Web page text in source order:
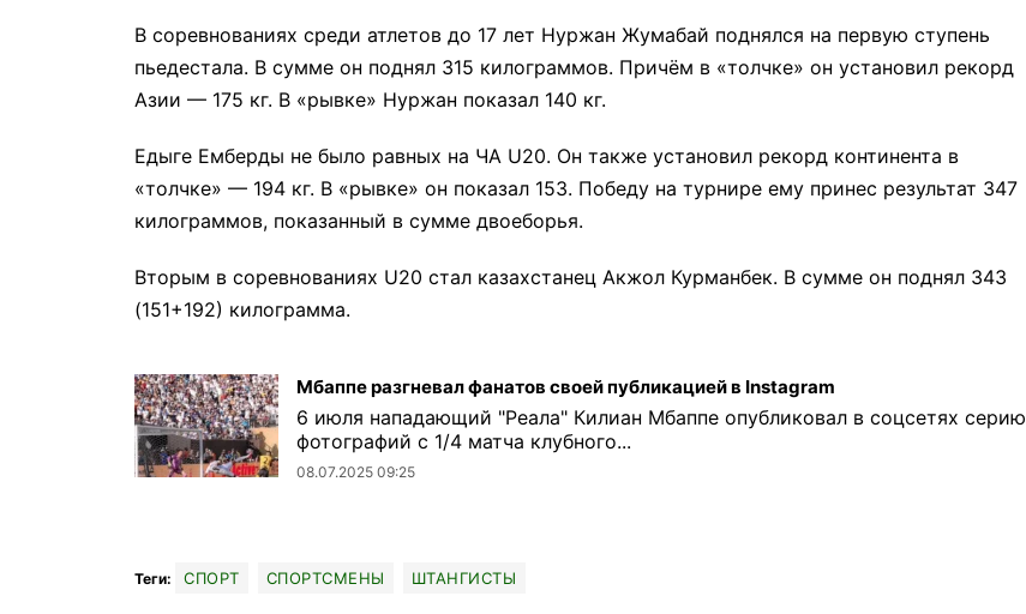
В соревнованиях среди атлетов до 17 лет Нуржан Жумабай поднялся на первую ступень
пьедестала. В сумме он поднял 315 килограммов. Причём в «толчке» он установил рекорд
Азии — 175 кг. В «рывке» Нуржан показал 140 кг.
Едыге Емберды не было равных на ЧА U20. Он также установил рекорд континента в
«толчке» — 194 кг. В «рывке» он показал 153. Победу на турнире ему принес результат 347
килограммов, показанный в сумме двоеборья.
Вторым в соревнованиях U20 стал казахстанец Акжол Курманбек. В сумме он поднял 343
(151+192) килограмма.
Мбаппе разгневал фанатов своей публикацией в Instagram
6 июля нападающий "Реала" Килиан Мбаппе опубликовал в соцсетях серию
фотографий с 1/4 матча клубного...
08.07.2025 09:25
Теги: СПОРТ СПОРТСМЕНЫ ШТАНГИСТЫ